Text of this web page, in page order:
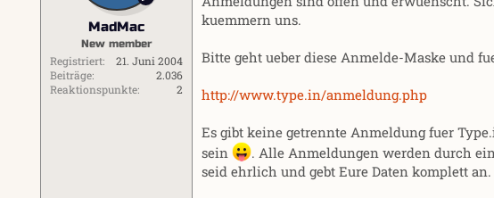
MadMac
New member
Registriert
21. Juni 2004
Beiträge
2.036
Reaktionspunkte
2
kuemmern uns.
Bitte geht ueber diese Anmelde-Maske und
http://www.type.in/anmeldung.php
Es gibt keine getrennte Anmeldung fuer
sein
. Alle Anmeldungen werden durch
seid ehrlich und gebt Eure Daten komplett